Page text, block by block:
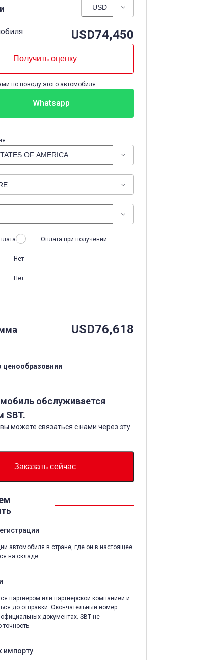
USD74,450
Получить оценку
по поводу этого автомобиля
Whatsapp
Оплата при получении
Нет
Нет
USD76,618
ценообразовнии
обслуживается
SBT.
можете связаться с нами через эту
Заказать сейчас
автомобиля в стране, где он в настоящее
на складе.
партнером или партнерской компанией и
до отправки. Окончательный номер
документах. SBT не
точность.
импорту